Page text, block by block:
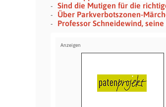
Sind die Mutigen für die
Über Parkverbotszonen-
Professor Schneidewind,